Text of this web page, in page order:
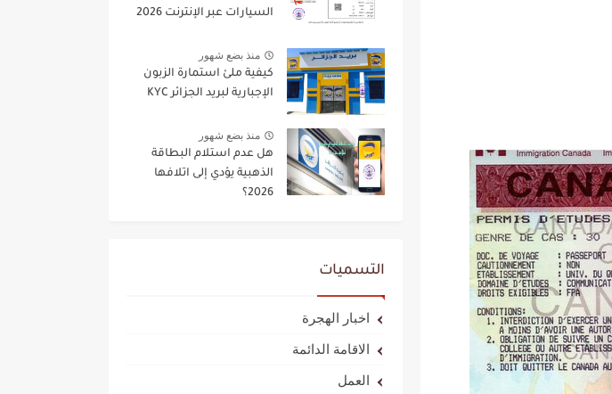
السيارات عبر الإنترنت 2026
منذ بضع شهور
كيفية ملئ استمارة الزبون
الإجبارية لبريد الجزائر KYC
منذ بضع شهور
هل عدم استلام البطاقة
الذهبية يؤدي إلى اتلافها
2026؟
التسميات
اخبار الهجرة
الاقامة الدائمة
العمل